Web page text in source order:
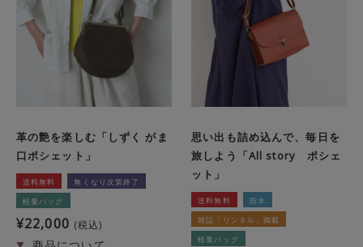
革の艶を楽しむ「しずく がま
口ポシェット」
送料無料
無くなり次第終了
軽量バッグ
¥22,000 税込
思い出も詰め込んで、毎日を
旅しよう「All story ポシェ
ット」
送料無料
防水
雑誌「リンネル」掲載
軽量バッグ